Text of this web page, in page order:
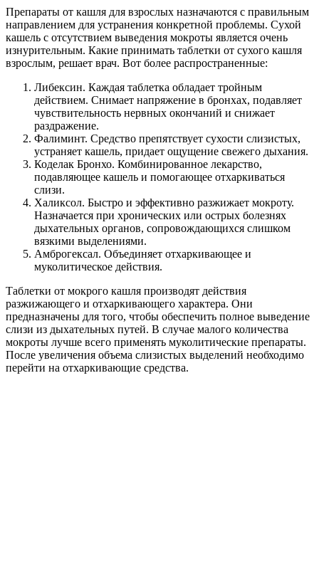
Препараты от кашля для взрослых назначаются с правильным
направлением для устранения конкретной проблемы. Сухой
кашель с отсутствием выведения мокроты является очень
изнурительным. Какие принимать таблетки от сухого кашля
взрослым, решает врач. Вот более распространенные:
Либексин. Каждая таблетка обладает тройным
действием. Снимает напряжение в бронхах, подавляет
чувствительность нервных окончаний и снижает
раздражение.
Фалиминт. Средство препятствует сухости слизистых,
устраняет кашель, придает ощущение свежего дыхания.
Коделак Бронхо. Комбинированное лекарство,
подавляющее кашель и помогающее отхаркиваться
слизи.
Халиксол. Быстро и эффективно разжижает мокроту.
Назначается при хронических или острых болезнях
дыхательных органов, сопровождающихся слишком
вязкими выделениями.
Амброгексал. Объединяет отхаркивающее и
муколитическое действия.
Таблетки от мокрого кашля производят действия
разжижающего и отхаркивающего характера. Они
предназначены для того, чтобы обеспечить полное выведение
слизи из дыхательных путей. В случае малого количества
мокроты лучше всего применять муколитические препараты.
После увеличения объема слизистых выделений необходимо
перейти на отхаркивающие средства.